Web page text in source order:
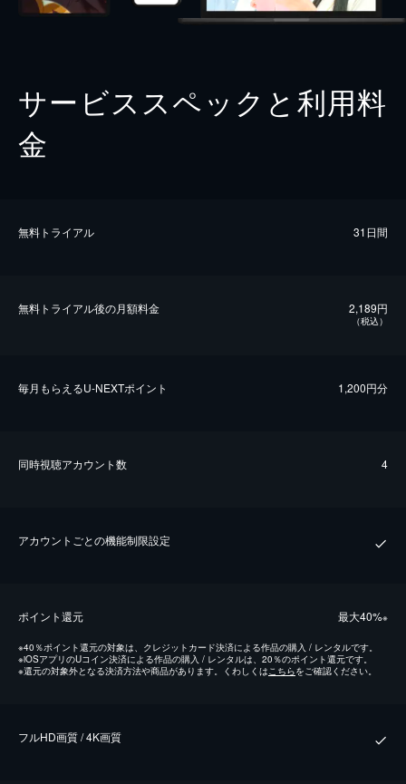
サービススペックと利用料
金
無料トライアル 31日間
無料トライアル後の⽉額料金 2,189円
（税込）
毎⽉もらえるU-NEXTポイント 1,200円分
同時視聴アカウント数 4
アカウントごとの機能制限設定
ポイント還元 最⼤40%※
※40％ポイント還元の対象は、クレジットカード決済による作品の購入 / レンタルです。
※iOSアプリのUコイン決済による作品の購入 / レンタルは、20％のポイント還元です。
※還元の対象外となる決済方法や商品があります。くわしくは こちらをご確認ください。
フルHD画質 / 4K画質